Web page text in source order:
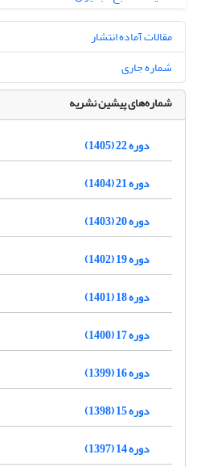
مقالات آماده انتشار
شماره جاری
شماره‌های پیشین نشریه
دوره 22 (1405)
دوره 21 (1404)
دوره 20 (1403)
دوره 19 (1402)
دوره 18 (1401)
دوره 17 (1400)
دوره 16 (1399)
دوره 15 (1398)
دوره 14 (1397)